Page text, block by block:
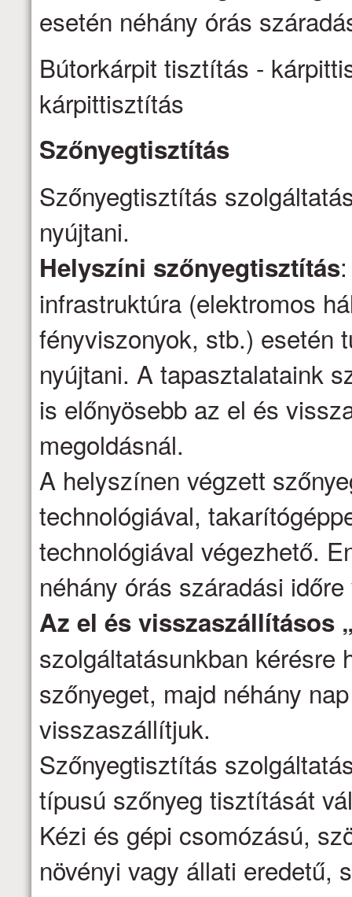
esetén néhány órás
Bútorkárpit tisztítás -
kárpittisztítás
Szőnyegtisztítás
Szőnyegtisztítás
nyújtani.
Helyszíni szőnyegtisztítás
infrastruktúra (elektromos
fényviszonyok, stb.) esetén
nyújtani. A tapasztalataink
is előnyösebb az el és
megoldásnál.
A helyszínen végzett
technológiával,
technológiával végezhető.
néhány órás száradási
Az el és visszaszállításos
szolgáltatásunkban kérésre
szőnyeget, majd néhány
visszaszállítjuk.
Szőnyegtisztítás
típusú szőnyeg tisztítását
Kézi és gépi csomózású,
növényi vagy állati eredetű,